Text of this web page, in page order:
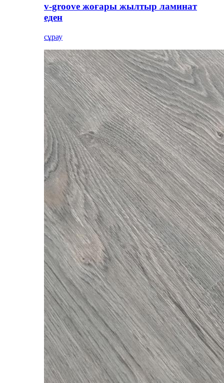
v-groove жоғары жылтыр ламинат
еден
сұрау